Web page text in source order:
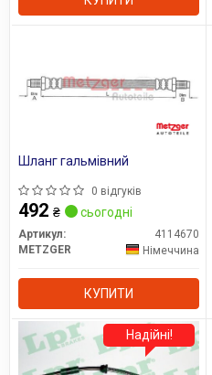
Шланг гальмівний
0 відгуків
492 ₴ сьогодні
Артикул:
4114670
METZGER
Німеччина
КУПИТИ
Надійні!